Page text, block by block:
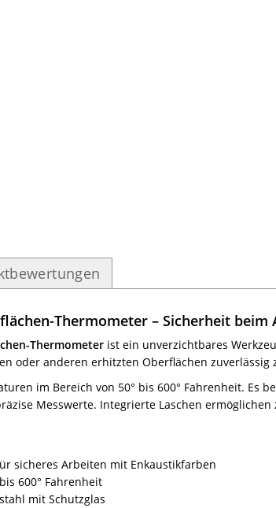
Thermometer – Sicherheit
Thermometer ist ein unverzichtbares
oder anderen erhitzten Oberflächen zuverlässig
im Bereich von 50° bis 600° Fahrenheit.
Messwerte. Integrierte Laschen
sicheres Arbeiten mit Enkaustikfarben
600° Fahrenheit
mit Schutzglas